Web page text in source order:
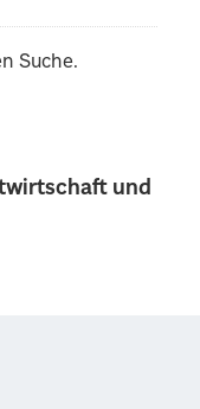
und
Suche.